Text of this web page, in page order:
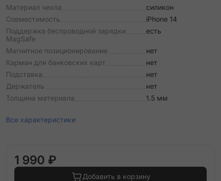
Материал чехла
силикон
Совместимость
iPhone 14
Поддержка беспроводной зарядки
MagSafe
есть
Магнитное позиционирование
нет
Карман для банковских карт
нет
Подставка
нет
Держатель
нет
Толщина материала
1.5 мм
Все характеристики
1 990 ₽
Добавить в корзину